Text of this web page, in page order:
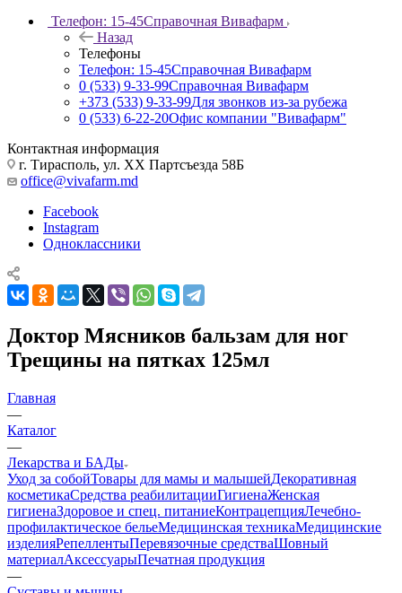
Телефон: 15-45Справочная Вивафарм
Назад
Телефоны
Телефон: 15-45Справочная Вивафарм
0 (533) 9-33-99Справочная Вивафарм
+373 (533) 9-33-99Для звонков из-за рубежа
0 (533) 6-22-20Офис компании "Вивафарм"
Контактная информация
г. Тирасполь, ул. ХХ Партсъезда 58Б
office@vivafarm.md
Facebook
Instagram
Одноклассники
Доктор Мясников бальзам для ног
Трещины на пятках 125мл
Главная
—
Каталог
—
Лекарства и БАДы
Уход за собойТовары для мамы и малышейДекоративная
косметикаСредства реабилитацииГигиенаЖенская
гигиенаЗдоровое и спец. питаниеКонтрацепцияЛечебно-
профилактическое бельеМедицинская техникаМедицинские
изделияРепеллентыПеревязочные средстваШовный
материалАксессуарыПечатная продукция
—